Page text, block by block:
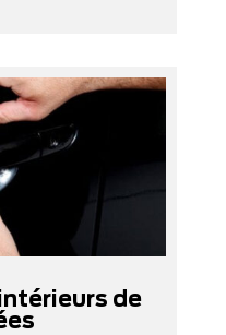
de